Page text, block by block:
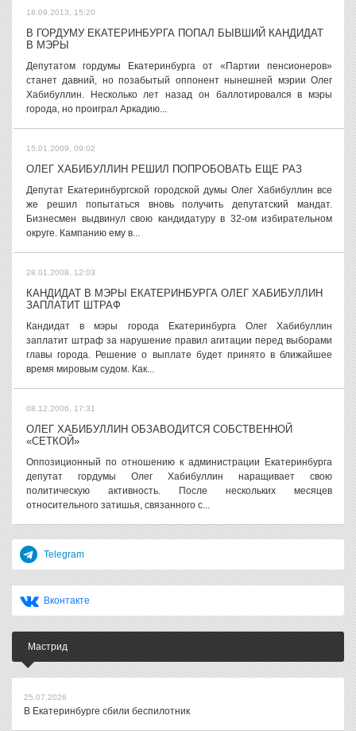
18.09.2013, 15:20
В ГОРДУМУ ЕКАТЕРИНБУРГА ПОПАЛ БЫВШИЙ КАНДИДАТ
В МЭРЫ
Депутатом гордумы Екатеринбурга от «Партии пенсионеров»
станет давний, но позабытый оппонент нынешней мэрии Олег
Хабибуллин. Несколько лет назад он баллотировался в мэры
города, но проиграл Аркадию...
15.01.2009, 09:02
ОЛЕГ ХАБИБУЛЛИН РЕШИЛ ПОПРОБОВАТЬ ЕЩЕ РАЗ
Депутат Екатеринбургской городской думы Олег Хабибуллин все
же решил попытаться вновь получить депутатский мандат.
Бизнесмен выдвинул свою кандидатуру в 32-ом избирательном
округе. Кампанию ему в...
28.01.2008, 12:03
КАНДИДАТ В МЭРЫ ЕКАТЕРИНБУРГА ОЛЕГ ХАБИБУЛЛИН
ЗАПЛАТИТ ШТРАФ
Кандидат в мэры города Екатеринбурга Олег Хабибуллин
заплатит штраф за нарушение правил агитации перед выборами
главы города. Решение о выплате будет принято в ближайшее
время мировым судом. Как...
08.12.2006, 17:31
ОЛЕГ ХАБИБУЛЛИН ОБЗАВОДИТСЯ СОБСТВЕННОЙ
«СЕТКОЙ»
Оппозиционный по отношению к администрации Екатеринбурга
депутат гордумы Олег Хабибуллин наращивает свою
политическую активность. После нескольких месяцев
относительного затишья, связанного с...
Telegram
Вконтакте
Мастрид
25.07.2026
В Екатеринбурге сбили беспилотник